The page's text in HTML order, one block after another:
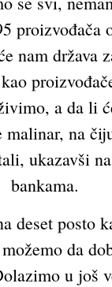
proizvođača
nam država
a da li
na
ukazavši
bankama.
deset posto
da
u još